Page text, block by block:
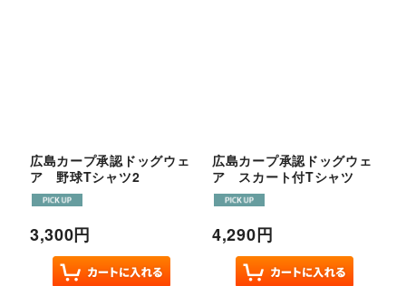
広島カープ承認ドッグウェ
ア 野球Tシャツ2
3,300円
広島カープ承認ドッグウェ
ア スカート付Tシャツ
4,290円